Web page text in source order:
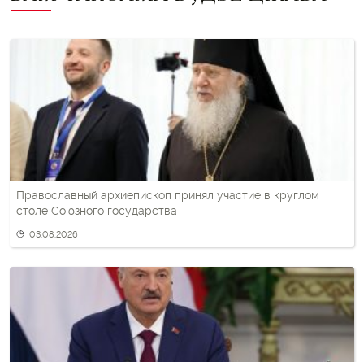
Православный архиепископ принял участие в круглом
столе Союзного государства
03.08.2026